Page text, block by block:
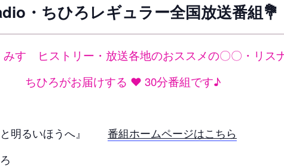
・ちひろレギュラー全国放送番組💐
すゞヒストリー・放送各地のおススメの〇〇・リス
ちひろがお届けする ❤ 30分番組です♪
と明るいほうへ』 番組ホームページはこちら